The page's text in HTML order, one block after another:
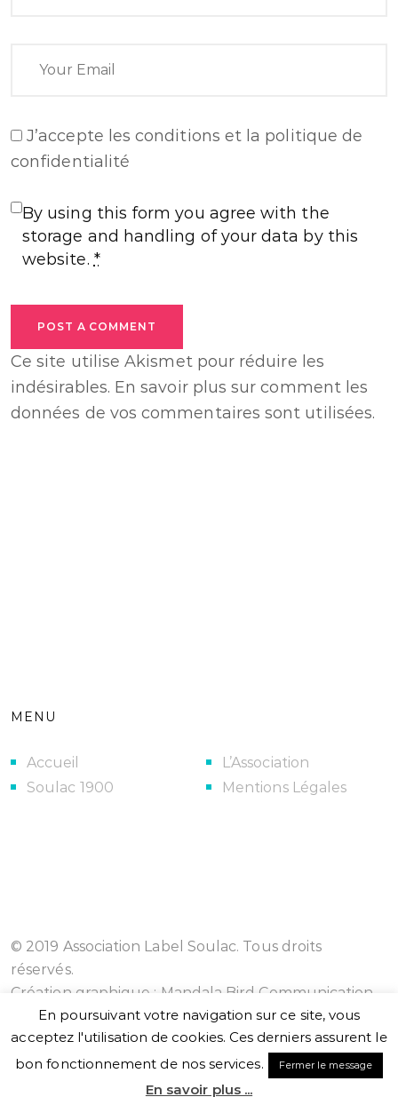
J’accepte les conditions et la politique de
confidentialité
By using this form you agree with the
storage and handling of your data by this
website. *
POST A COMMENT
Ce site utilise Akismet pour réduire les
indésirables. En savoir plus sur comment les
données de vos commentaires sont utilisées.
MENU
Accueil
Soulac 1900
L’Association
Mentions Légales
© 2019 Association Label Soulac. Tous droits
réservés.
Création graphique : Mandala Bird Communication
En poursuivant votre navigation sur ce site, vous
acceptez l'utilisation de cookies. Ces derniers assurent le
bon fonctionnement de nos services.
Fermer le message
En savoir plus ...